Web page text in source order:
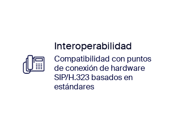
Interoperabilidad
Compatibilidad con puntos
de conexión de hardware
SIP/H.323 basados en
estándares